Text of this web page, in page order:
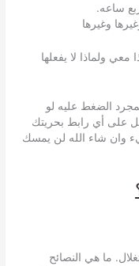
وغيرها
ولماذا لا يفعلها
الضغط عليه لو
على أي رابط بحريتك
وان شاء الله لن يمسك
ما هي النصائح